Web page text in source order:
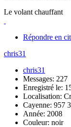
Le volant chauffant
Répondre en
chris31
chris31
Messages: 227
Enregistré le:
Localisation:
Cayenne: 957
Année: 2008
Couleur: noir